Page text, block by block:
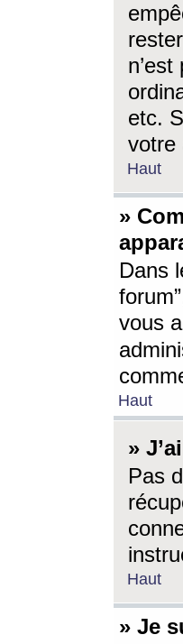
etc.
votre
Haut
»
Dans
vous
Haut
»
Pas
Haut
» Je